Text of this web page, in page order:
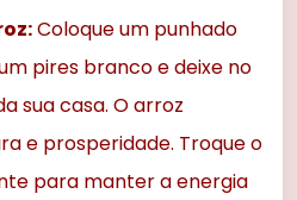
Coloque um punhado
pires branco e deixe no
sua casa. O arroz
e prosperidade. Troque o
para manter a energia